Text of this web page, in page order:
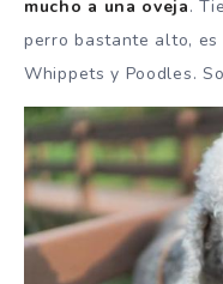
mucho a una oveja.
perro bastante alto,
Whippets y Poodles.